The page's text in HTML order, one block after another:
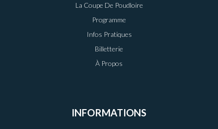
La Coupe De Poudloire
Programme
Infos Pratiques
Billetterie
À Propos
INFORMATIONS